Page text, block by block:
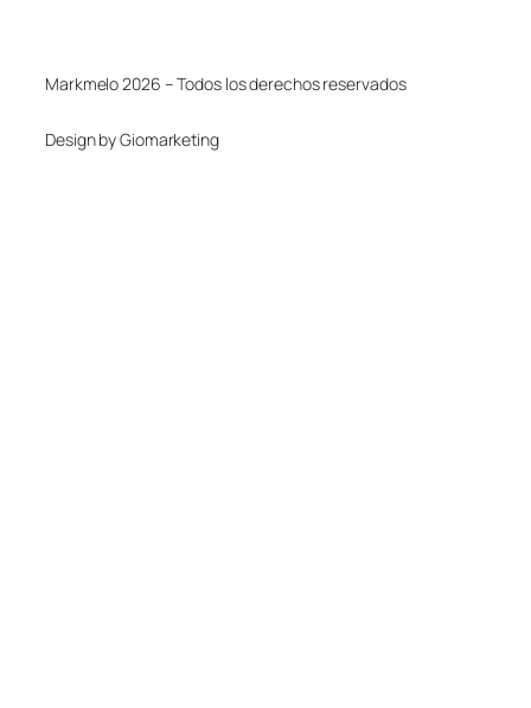
Markmelo 2026 – Todos los derechos reservados
Design by Giomarketing